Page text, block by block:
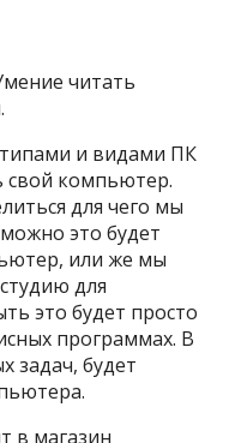
читать
и видами ПК
свой компьютер.
для чего мы
это будет
или же мы
для
это будет просто
программах. В
задач, будет
в магазин